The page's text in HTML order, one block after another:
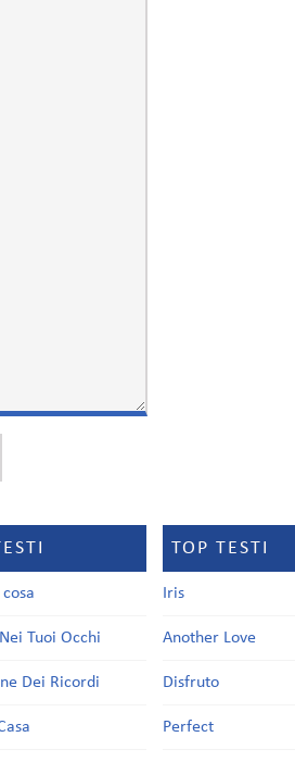
Tuoi Occhi
Dei Ricordi
TOP TESTI
Iris
Another Love
Disfruto
Perfect